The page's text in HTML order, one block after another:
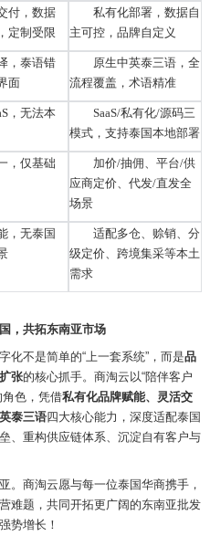
付，数据
定制受限
私有化部署，数据自
主可控，品牌自定义
，泰语错
面
原生中英泰三语，全
流程覆盖，术语精准
，无法本
SaaS/私有化/源码三
模式，支持泰国本地部署
，仅基础
加价/抽佣、平台/供
应商定价、代发/直发全
场景
，无泰国
适配多仓、赊销、分
级定价、跨境集采等本土
需求
，共拓东南亚市场
化不是简单的“上一套系统”，而是品
张的核心抓手。商淘云以“陪伴客户
角色，凭借私有化品牌赋能、灵活交
泰三语四大核心能力，深度适配泰国
、重构供应链体系、沉淀自有客户与
。商淘云愿与每一位泰国华商携手，
难题，共同开拓更广阔的东南亚批发
势增长！